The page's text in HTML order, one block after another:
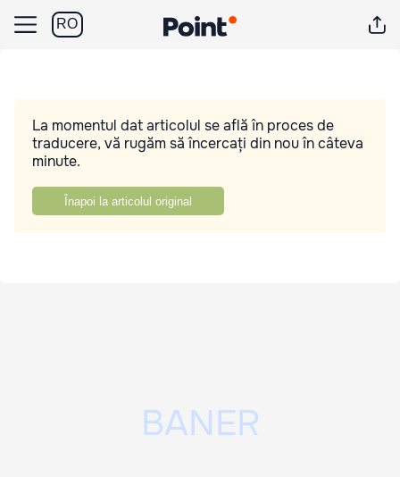
RO
La momentul dat articolul se află în proces de
traducere, vă rugăm să încercați din nou în câteva
minute.
Înapoi la articolul original